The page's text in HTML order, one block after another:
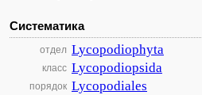
Систематика
отдел Lycopodiophyta
класс Lycopodiopsida
порядок Lycopodiales